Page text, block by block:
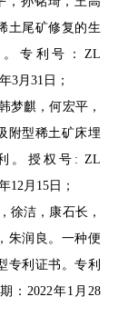
土尾矿修复的生
专利号：ZL
3月31日；
梦麒，何宏平，
附型稀土矿床埋
。授权号: ZL
12月15日；
徐洁，康石长，
朱润良。一种便
专利证书。专利
：2022年1月28